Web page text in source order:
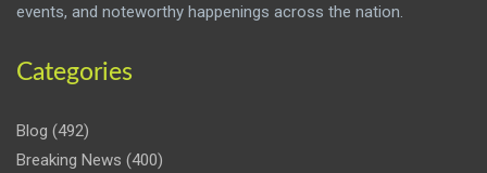
events, and noteworthy happenings across the nation.
Categories
Blog (492)
Breaking News (400)